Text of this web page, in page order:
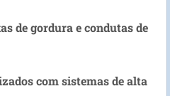
de gordura e condutas de
com sistemas de alta